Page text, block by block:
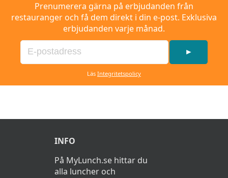
Prenumerera gärna på erbjudanden från
restauranger och få dem direkt i din e-post. Exklusiva
erbjudanden varje månad.
►
Läs Integritetspolicy
INFO
På MyLunch.se hittar du
alla luncher och